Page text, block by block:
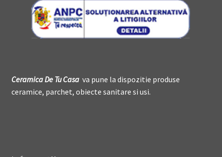
Ceramica DeTu Casava pune la dispozitie produse
ceramice, parchet, obiecte sanitare si usi.